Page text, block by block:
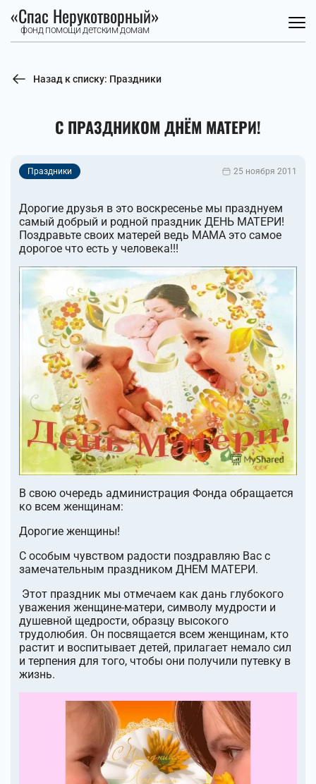
«Спас Нерукотворный»
фонд помощи детским домам
Назад к списку: Праздники
С ПРАЗДНИКОМ ДНЁМ МАТЕРИ!
Праздники 25 ноября 2011
Дорогие друзья в это воскресенье мы празднуем
самый добрый и родной праздник ДЕНЬ МАТЕРИ!
Поздравьте своих матерей ведь МАМА это самое
дорогое что есть у человека!!!
В свою очередь администрация Фонда обращается
ко всем женщинам:
Дорогие женщины!
C особым чувством радости поздравляю Вас с
замечательным праздником ДНЕМ МАТЕРИ.
Этот праздник мы отмечаем как дань глубокого
уважения женщине-матери, символу мудрости и
душевной щедрости, образцу высокого
трудолюбия. Он посвящается всем женщинам, кто
растит и воспитывает детей, прилагает немало сил
и терпения для того, чтобы они получили путевку в
жизнь.